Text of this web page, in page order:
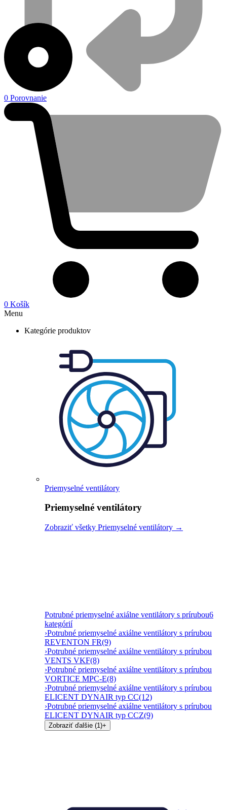
0 Porovnanie
0 Košík
Menu
Kategórie produktov
Priemyselné ventilátory
Priemyselné ventilátory
Zobraziť všetky Priemyselné ventilátory →
Potrubné priemyselné axiálne ventilátory s prírubou6
kategórií
›Potrubné priemyselné axiálne ventilátory s prírubou
REVENTON FR(9)
›Potrubné priemyselné axiálne ventilátory s prírubou
VENTS VKF(8)
›Potrubné priemyselné axiálne ventilátory s prírubou
VORTICE MPC-E(8)
›Potrubné priemyselné axiálne ventilátory s prírubou
ELICENT DYNAIR typ CC(12)
›Potrubné priemyselné axiálne ventilátory s prírubou
ELICENT DYNAIR typ CCZ(9)
Zobraziť ďalšie (1)+